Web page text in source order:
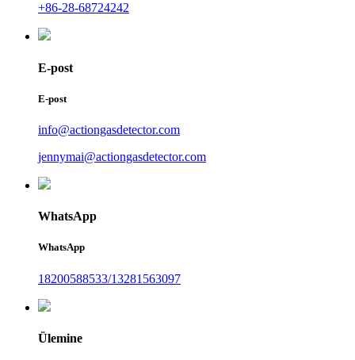
+86-28-68724242
E-post
E-post
info@actiongasdetector.com
jennymai@actiongasdetector.com
WhatsApp
WhatsApp
18200588533/13281563097
Ülemine